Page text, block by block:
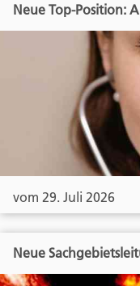
Neue Top-Position:
vom 29. Juli 2026
Neue